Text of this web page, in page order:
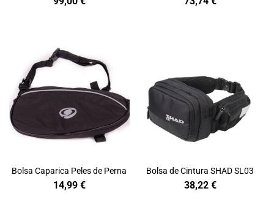
Bolsa Caparica Peles de Perna
14,99 €
Bolsa de Cintura SHAD SL03
38,22 €